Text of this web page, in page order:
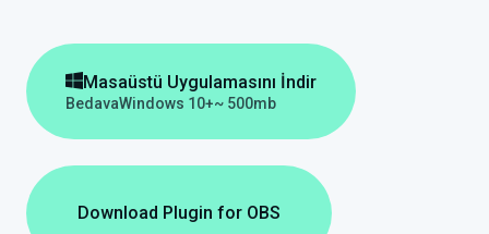
Masaüstü Uygulamasını İndir
BedavaWindows 10+~ 500mb
Download Plugin for OBS